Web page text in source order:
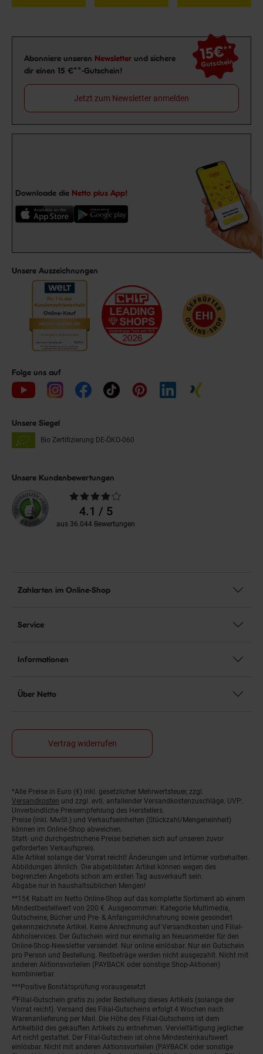
Newsletter Anmeldung
Abonniere unseren Newsletter und sichere
dir einen 15 €**-Gutschein!
15€**
Gutschein
Jetzt zum Newsletter anmelden
Downloade die Netto plus App!
Unsere Auszeichnungen
Folge uns auf
Unsere Siegel
Bio Zertifizierung DE-ÖKO-060
Unsere Kundenbewertungen
Durchschnittliche
Bewertungen4.1 / 5
aus 36.044 Bewertungen
Zahlarten im Online-Shop
Service
Informationen
Über Netto
Vertrag widerrufen
Fußnoten
*Alle Preise in Euro (€) inkl. gesetzlicher Mehrwertsteuer, zzgl.
Versandkosten und zzgl. evtl. anfallender Versandkostenzuschläge. UVP:
Unverbindliche Preisempfehlung des Herstellers.
Preise (inkl. MwSt.) und Verkaufseinheiten (Stückzahl/Mengeneinheit)
können im Online-Shop abweichen.
Statt- und durchgestrichene Preise beziehen sich auf unseren zuvor
geforderten Verkaufspreis.
Alle Artikel solange der Vorrat reicht! Änderungen und Irrtümer vorbehalten.
Abbildungen ähnlich. Die abgebildeten Artikel können wegen des
begrenzten Angebots schon am ersten Tag ausverkauft sein.
Abgabe nur in haushaltsüblichen Mengen!
**15€ Rabatt im Netto Online-Shop auf das komplette Sortiment ab einem
Mindestbestellwert von 200 €. Ausgenommen: Kategorie Multimedia,
Gutscheine, Bücher und Pre- & Anfangsmilchnahrung sowie gesondert
gekennzeichnete Artikel. Keine Anrechnung auf Versandkosten und Filial-
Abholservices. Der Gutschein wird nur einmalig an Neuanmelder für den
Online-Shop-Newsletter versendet. Nur online einlösbar. Nur ein Gutschein
pro Person und Bestellung. Restbeträge werden nicht ausgezahlt. Nicht mit
anderen Aktionsvorteilen (PAYBACK oder sonstige Shop-Aktionen)
kombinierbar.
***Positive Bonitätsprüfung vorausgesetzt
²⁰Filial-Gutschein gratis zu jeder Bestellung dieses Artikels (solange der
Vorrat reicht). Versand des Filial-Gutscheins erfolgt 4 Wochen nach
Warenanlieferung per Mail. Die Höhe des Filial-Gutscheins ist dem
Artikelbild des gekauften Artikels zu entnehmen. Vervielfältigung jeglicher
Art nicht gestattet. Der Filial-Gutschein ist ohne Mindesteinkaufswert
einlösbar. Nicht mit anderen Aktionsvorteilen (PAYBACK oder sonstige